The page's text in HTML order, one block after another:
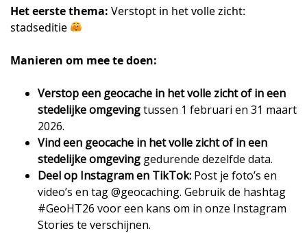
Het eerste thema: Verstopt in het volle zicht:
stadseditie
Manieren om mee te doen:
Verstop een geocache in het volle zicht of in een
stedelijke omgevingtussen 1 februari en 31 maart
2026.
Vind een geocache in het volle zicht of in een
stedelijke omgeving gedurende dezelfde data.
Deel op Instagram en TikTok: Post je foto’s en
video’s en tag @geocaching. Gebruik de hashtag
#GeoHT26 voor een kans om in onze Instagram
Stories te verschijnen.